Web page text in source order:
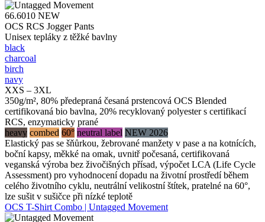
66.6010 NEW
OCS RCS Jogger Pants
Unisex tepláky z těžké bavlny
black
charcoal
birch
navy
XXS – 3XL
350g/m², 80% předepraná česaná prstencová OCS Blended
certifikovaná bio bavlna, 20% recyklovaný polyester s certifikací
RCS, enzymaticky prané
heavy combed 60° neutral label NEW 2026
Elastický pas se šňůrkou, žebrované manžety v pase a na kotnících,
boční kapsy, měkké na omak, uvnitř počesaná, certifikovaná
veganská výroba bez živočišných přísad, výpočet LCA (Life Cycle
Assessment) pro vyhodnocení dopadu na životní prostředí během
celého životního cyklu, neutrální velikostní štítek, pratelné na 60°,
lze sušit v sušičce při nízké teplotě
OCS T-Shirt Combo | Untagged Movement